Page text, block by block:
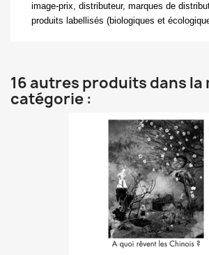
image-prix, distributeur, marques de
produits labellisés (biologiques et
16 autres produits dans la
catégorie :